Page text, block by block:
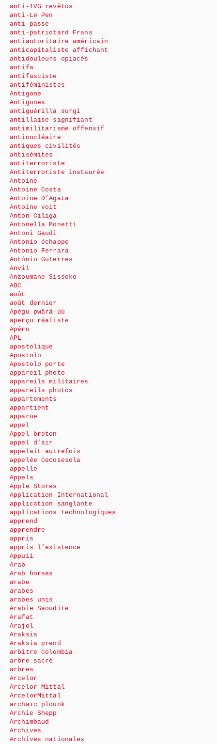
anti-IVG revêtus
anti-Le Pen
anti-passe
anti-patriotard Frans
antiautoritaire américain
anticapitaliste affichant
antidouleurs opiacés
antifa
antifasciste
antiféministes
Antigone
Antigones
antiguérilla surgi
antillaise signifiant
antimilitarisme offensif
antinucléaire
antiques civilités
antisémites
antiterroriste
Antiterroriste instaurée
Antoine
Antoine Costa
Antoine D’Agata
Antoine voit
Anton Ciliga
Antonella Monetti
Antoni Gaudi
Antonio échappe
Antonio Ferrara
António Guterres
Anvil
Anzoumane Sissoko
AOC
août
août dernier
Apégu pwärä-ùù
aperçu réaliste
Apéro
APL
apostolique
Apostolo
Apostolo porte
appareil photo
appareils militaires
appareils photos
appartements
appartient
apparue
appel
Appel breton
appel d’air
appelait autrefois
appelée Cecosesola
appelle
Appels
Apple Stores
Application International
application sanglante
applications technologiques
apprend
apprendre
appris
appris l’existence
Appuii
Arab
Arab horses
arabe
arabes
arabes unis
Arabie Saoudite
Arafat
Arajol
Araksia
Araksia prend
arbitre Colombia
arbre sacré
arbres
Arcelor
Arcelor Mittal
ArcelorMittal
archaïc plounk
Archie Shepp
Archimbaud
Archives
Archives nationales